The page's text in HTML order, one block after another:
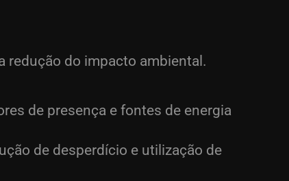
redução do impacto ambiental.
de presença e fontes de energia
de desperdício e utilização de